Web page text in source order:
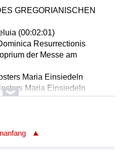
GREGORIANISCHEN
(00:02:01)
Resurrectionis
der Messe am
Maria Einsiedeln
Maria Einsiedeln